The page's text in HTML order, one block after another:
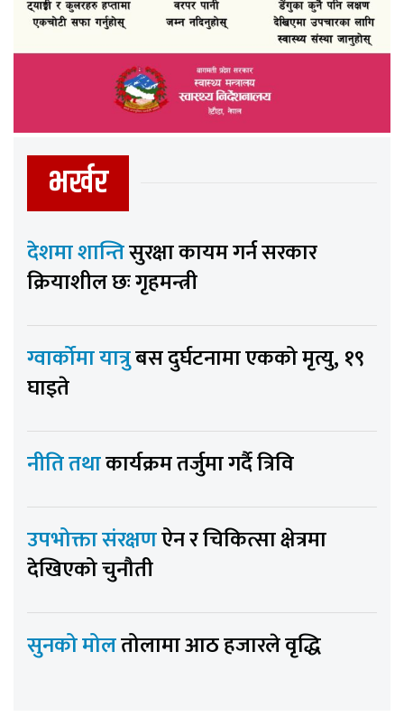
भर्खर
देशमा शान्तिसुरक्षा कायम गर्न सरकार
क्रियाशील छः गृहमन्त्री
ग्वार्कोमा यात्रुबस दुर्घटनामा एकको मृत्यु, १९
घाइते
नीति तथाकार्यक्रम तर्जुमा गर्दै त्रिवि
उपभोक्ता संरक्षणऐन र चिकित्सा क्षेत्रमा
देखिएको चुनौती
सुनको मोलतोलामा आठ हजारले वृद्धि